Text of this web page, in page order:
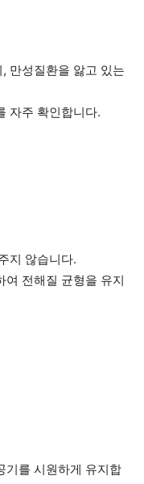
만성질환을 앓고 있는
자주 확인합니다.
지 않습니다.
여 전해질 균형을 유지
기를 시원하게 유지합